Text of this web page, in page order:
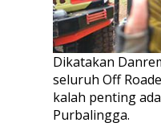
Dikatakan
seluruh Off
kalah penting
Purbalingga.